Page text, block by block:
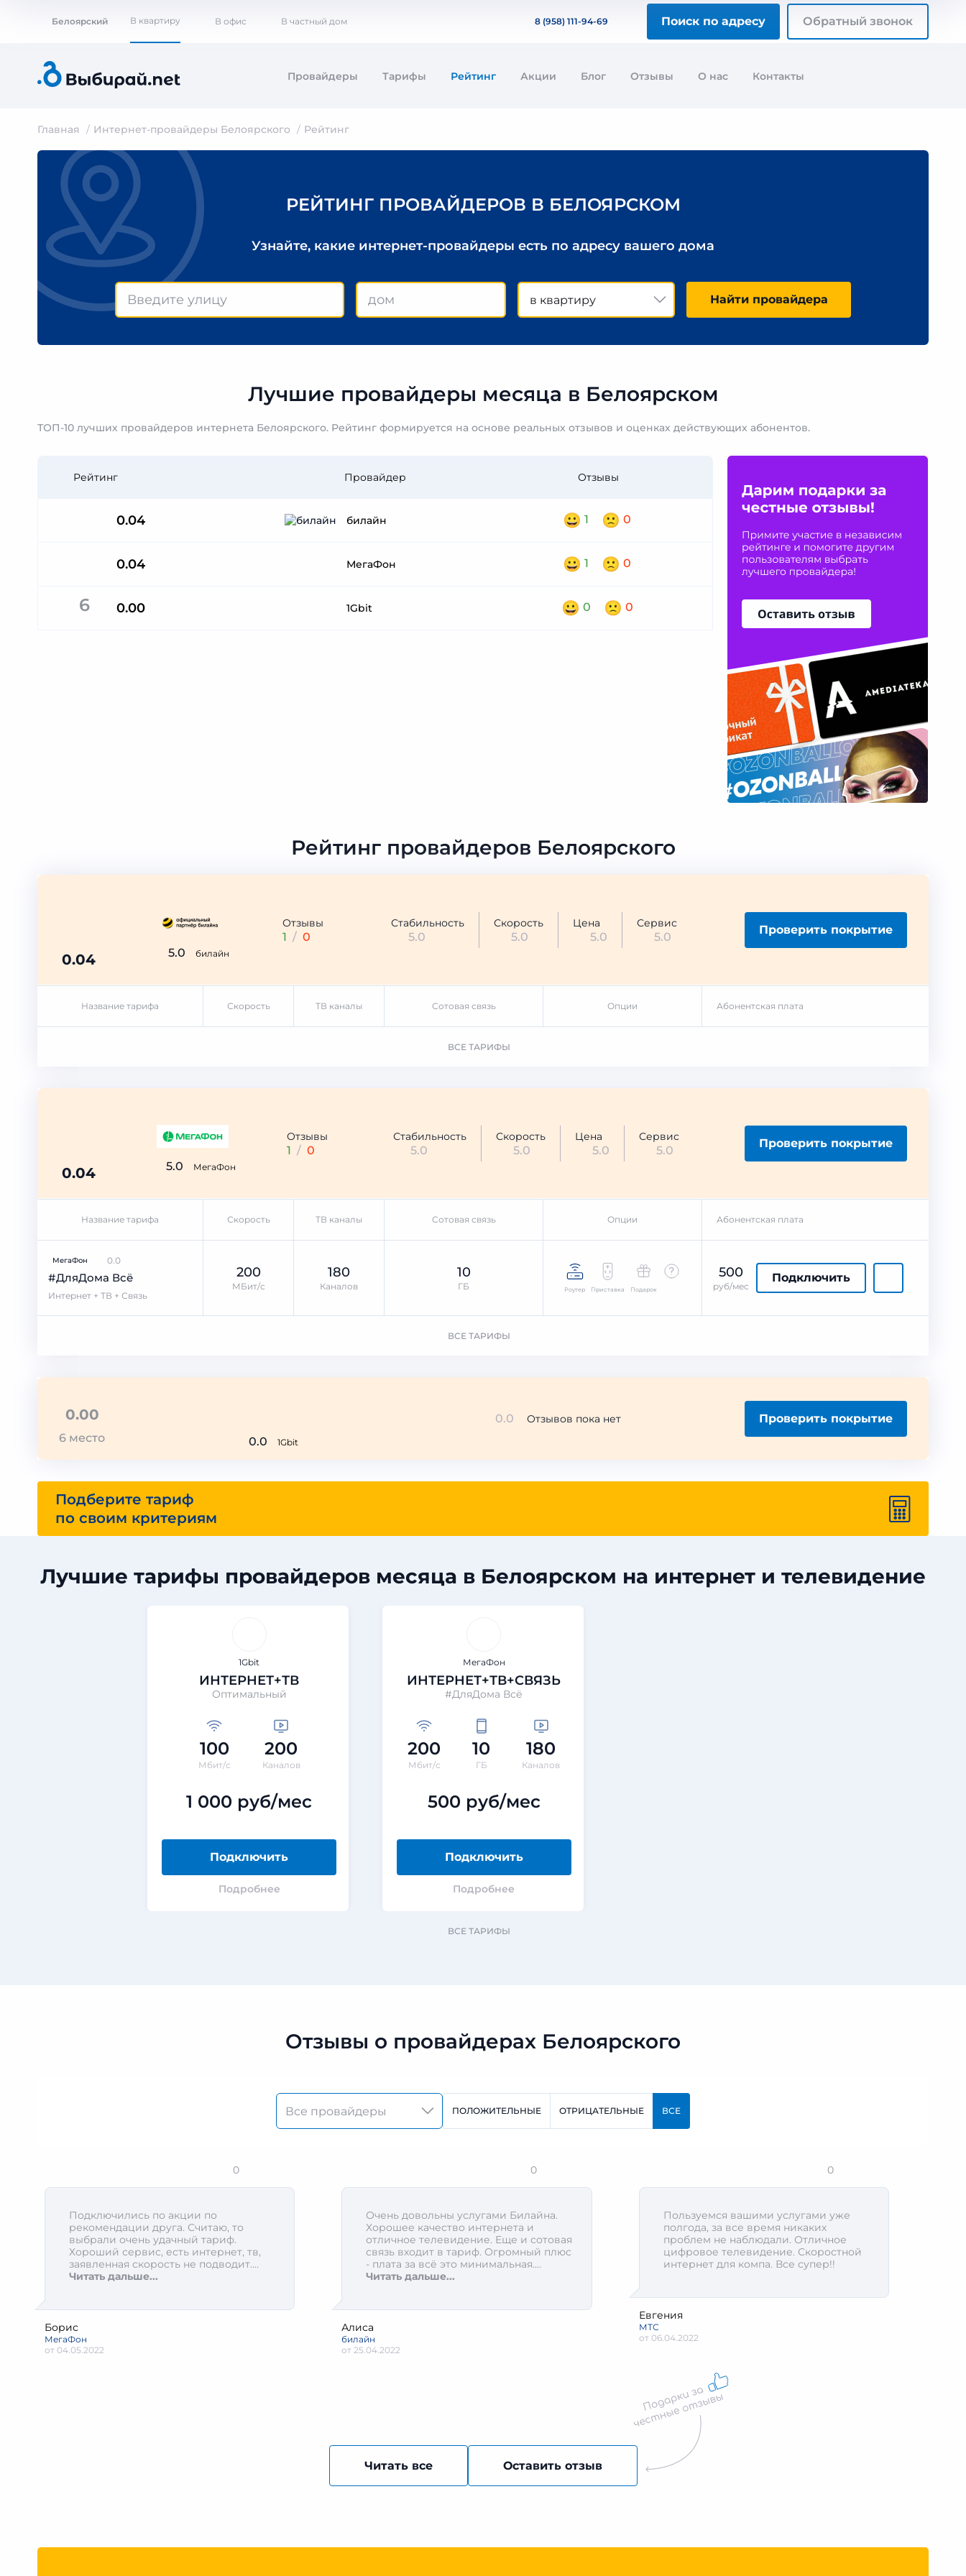
Белоярский В квартиру В офис В частный дом 8 (958) 111-94-69 Поиск по адресу Обратный звонок
Провайдеры Тарифы Рейтинг Акции Блог Отзывы О нас Контакты
Главная Интернет-провайдеры Белоярского Рейтинг
РЕЙТИНГ ПРОВАЙДЕРОВ В БЕЛОЯРСКОМ
Узнайте, какие интернет-провайдеры есть по адресу вашего дома
в квартиру Найти провайдера
Лучшие провайдеры месяца в Белоярском
ТОП-10 лучших провайдеров интернета Белоярского. Рейтинг формируется на основе реальных отзывов и оценках действующих абонентов.
Рейтинг Провайдер Отзывы
0.04 билайн 1 0
0.04 МегаФон 1 0
6 0.00 1Gbit 0 0
Рейтинг провайдеров Белоярского
0.04 5.0 билайн
Отзывы
1 / 0
Стабильность
5.0
Скорость
5.0
Цена
5.0
Сервис
5.0
Проверить покрытие
Название тарифа Скорость ТВ каналы Сотовая связь Опции Абонентская плата
ВСЕ ТАРИФЫ
0.04 5.0 МегаФон
Отзывы
1 / 0
Стабильность
5.0
Скорость
5.0
Цена
5.0
Сервис
5.0
Проверить покрытие
Название тарифа Скорость ТВ каналы Сотовая связь Опции Абонентская плата
МегаФон 0.0
#ДляДома Всё
Интернет + ТВ + Связь
200
МБит/с
180
Каналов
10
ГБ Роутер Приставка Подарок
500
руб/мес
Подключить
ВСЕ ТАРИФЫ
0.00
6 место 0.0 1Gbit
0.0 Отзывов пока нет Проверить покрытие
Подберите тариф
по своим критериям
Лучшие тарифы провайдеров месяца в Белоярском на интернет и телевидение
1Gbit
ИНТЕРНЕТ+ТВ
Оптимальный
100
Мбит/с
200
Каналов
1 000 руб/мес
Подключить
Подробнее
МегаФон
ИНТЕРНЕТ+ТВ+СВЯЗЬ
#ДляДома Всё
200
Мбит/с
10
ГБ
180
Каналов
500 руб/мес
Подключить
Подробнее
ВСЕ ТАРИФЫ
Отзывы о провайдерах Белоярского
ПОЛОЖИТЕЛЬНЫЕ ОТРИЦАТЕЛЬНЫЕ ВСЕ
0
Подключились по акции по
рекомендации друга. Считаю, то
выбрали очень удачный тариф.
Хороший сервис, есть интернет, тв,
заявленная скорость не подводит.
Служба поддержки грамотно, легко
Читать дальше...
Борис
МегаФон
от 04.05.2022
0
Очень довольны услугами Билайна.
Хорошее качество интернета и
отличное телевидение. Еще и сотовая
связь входит в тариф. Огромный плюс
- плата за всё это минимальная.
Рекомендую.
Читать дальше...
Алиса
билайн
от25.04.2022
0
Пользуемся вашими услугами уже
полгода, за все время никаких
проблем не наблюдали. Отличное
цифровое телевидение. Скоростной
интернет для компа. Все супер!!
Евгения
МТС
от 06.04.2022
Читать все Оставить отзыв